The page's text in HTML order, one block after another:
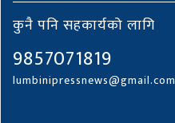
कुनै पनि सहकार्यको लागि
9857071819
lumbinipressnews@gmail.com